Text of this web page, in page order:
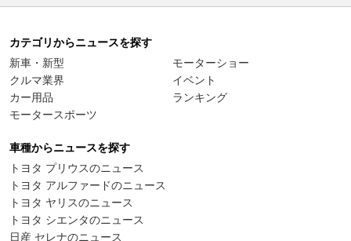
カテゴリからニュースを探す
新車・新型
クルマ業界
カー用品
モータースポーツ
モーターショー
イベント
ランキング
車種からニュースを探す
トヨタ プリウスのニュース
トヨタ アルファードのニュース
トヨタ ヤリスのニュース
トヨタ シエンタのニュース
日産 セレナのニュース